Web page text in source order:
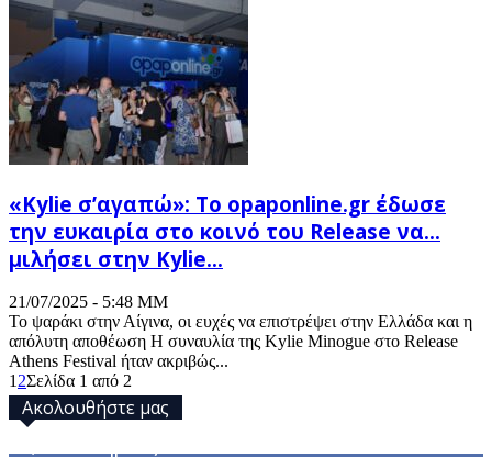
«Kylie σ’αγαπώ»: Το opaponline.gr έδωσε
την ευκαιρία στο κοινό του Release να…
μιλήσει στην Kylie...
21/07/2025 - 5:48 ΜΜ
Το ψαράκι στην Αίγινα, οι ευχές να επιστρέψει στην Ελλάδα και η
απόλυτη αποθέωση Η συναυλία της Kylie Minogue στο Release
Athens Festival ήταν ακριβώς...
1 2Σελίδα 1 από 2
Ακολουθήστε μας